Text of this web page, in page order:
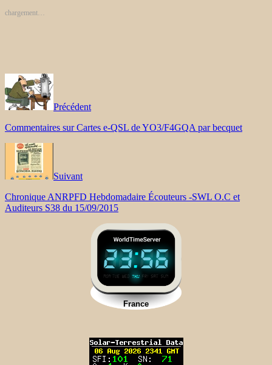
chargement…
Précédent
Commentaires sur Cartes e-QSL de YO3/F4GQA par becquet
Suivant
Chronique ANRPFD Hebdomadaire Écouteurs -SWL O.C et
Auditeurs S38 du 15/09/2015